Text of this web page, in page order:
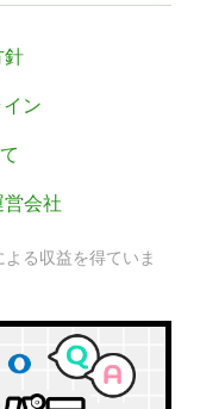
針
ン
営会社
る収益を得ていま